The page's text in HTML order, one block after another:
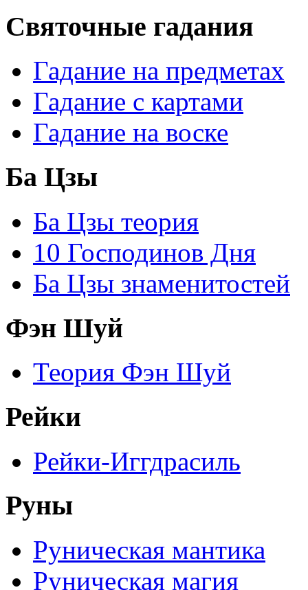
Святочные гадания
Гадание на предметах
Гадание с картами
Гадание на воске
Ба Цзы
Ба Цзы теория
10 Господинов Дня
Ба Цзы знаменитостей
Фэн Шуй
Теория Фэн Шуй
Рейки
Рейки-Иггдрасиль
Руны
Руническая мантика
Руническая магия